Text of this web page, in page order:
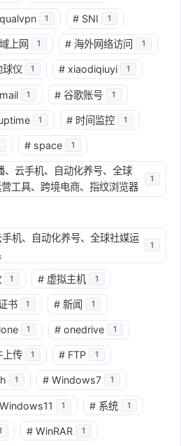
1 # SNI 1
上网 1 # 海外网络访问 1
球仪 1 # xiaodiqiuyi 1
1 # 谷歌账号 1
1 # 时间监控 1
# space 1
云手机、自动化养号、全球
工具、跨境电商、指纹浏览器
1
机、自动化养号、全球社媒运
1
1 # 虚拟主机 1
书 1 # 新闻 1
1 # onedrive 1
上传 1 # FTP 1
1 # Windows7 1
Windows11 1 # 系统 1
# WinRAR 1